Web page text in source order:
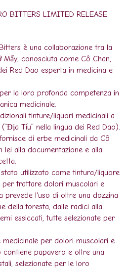
BITTERS LIMITED RELEASE
è una collaborazione tra la
Mẩy, conosciuta come Cô Chan,
Red Dao esperta in medicina e
la loro profonda competenza in
medicinale.
tinture/liquori medicinali a
Tíu” nella lingua dei Red Dao).
di erbe medicinali da Cô
lei alla documentazione e alla
utilizzato come tintura/liquore
per trattare dolori muscolari e
prevede l'uso di oltre una dozzina
della foresta, dalle radici alla
essiccati, tutte selezionate per
per dolori muscolari e
contiene papavero e oltre una
selezionate per le loro